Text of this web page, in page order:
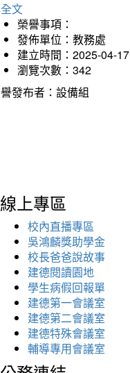
文
榮譽事項：
發佈單位：教務處
建立時間：2025-04-17
瀏覽次數：342
發布者：設備組
線上專區
校內直播專區
吳鴻麟獎助學金
校長爸爸說故事
建德閱讀園地
學生病假回報單
建德第一會議室
建德第二會議室
建德特殊會議室
輔導專用會議室